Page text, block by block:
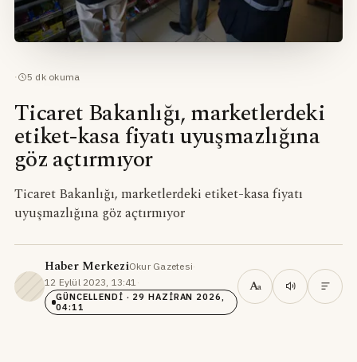
· 5 dk okuma
Ticaret Bakanlığı, marketlerdeki
etiket-kasa fiyatı uyuşmazlığına
göz açtırmıyor
Ticaret Bakanlığı, marketlerdeki etiket-kasa fiyatı
uyuşmazlığına göz açtırmıyor
Haber MerkeziOkur Gazetesi·
12 Eylül 2023, 13:41 ·
GÜNCELLENDI · 29 HAZIRAN 2026,
04:11
Aa